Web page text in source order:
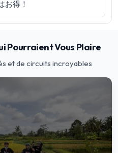
お得！
Pourraient Vous Plaire
et de circuits incroyables